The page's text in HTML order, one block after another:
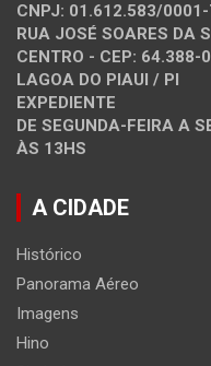
CNPJ: 01.612.583/
RUA JOSÉ SOARES DA
CENTRO - CEP: 64.388-
LAGOA DO PIAUI / PI
EXPEDIENTE
DE SEGUNDA-FEIRA A
ÀS 13HS
A CIDADE
Histórico
Panorama Aéreo
Imagens
Hino